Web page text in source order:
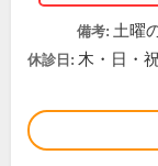
備考: 土曜
休診日: 木・日・